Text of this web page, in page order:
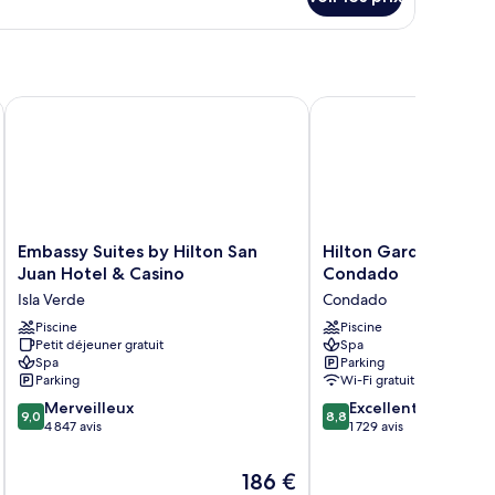
Embassy
Suites
Hilton
San
Juan
Hotel
&
Casino
Isla
Embassy Suites by Hilton San
Juan Hotel & Casino
Isla Verde
Piscine
Petit déjeuner gratuit
Spa
Parking
9.0
sur
9,0 Merveilleux
4 847 avis
Le
186 €
Embassy Suites by Hilton San Juan Hotel & Casino
Hilton
Garden
San
Juan
Condado
Condado
Hilton Garden Inn
Condado
Condado
Piscine
Spa
Parking
Wi-Fi gratuit
8.8
sur
8,8 Excellent
1 729 avis
Hilton Garden Inn San